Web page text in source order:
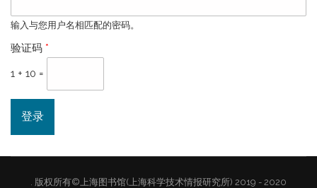
输入与您用户名相匹配的密码。
验证码 *
1 + 10 =
. 版权所有©上海图书馆(上海科学技术情报研究所) 2019 - 2020